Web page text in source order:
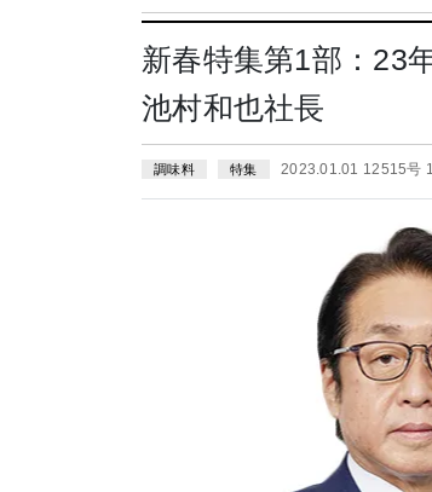
新春特集第1部：23
池村和也社長
調味料 特集 2023.01.01 12515号